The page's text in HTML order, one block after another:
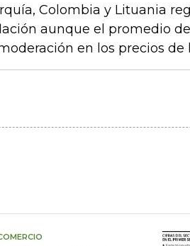
Colombia y Lituania
aunque el promedio
en los precios de